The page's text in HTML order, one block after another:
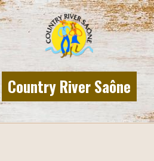
Country River Saône